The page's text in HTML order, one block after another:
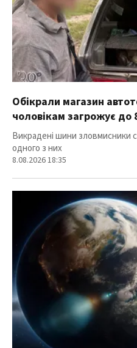
Обікрали магазин
чоловікам загрожує до
Викрадені шини зловмисники
одного з них
8.08.2026 18:35